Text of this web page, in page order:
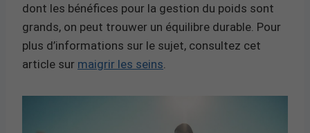
dont les bénéfices pour la gestion du poids sont
grands, on peut trouwer un équilibre durable. Pour
plus d’informations sur le sujet, consultez cet
article sur maigrir les seins